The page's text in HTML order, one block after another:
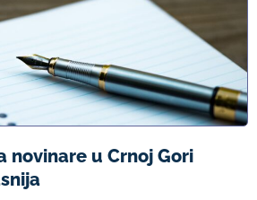
novinare u Crnoj Gori